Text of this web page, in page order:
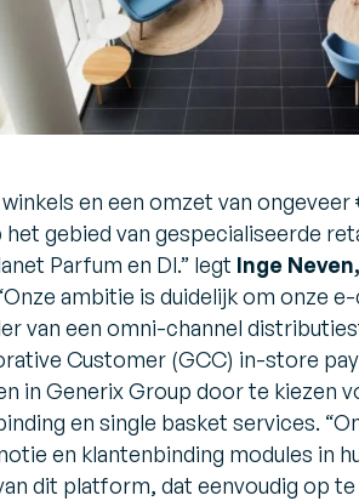
winkels en een omzet van
gebied van gespecialiseerde
Parfum en DI.” legt Inge
Onze ambitie is duidelijk om onze
van een omni-channel
Customer (GCC) in-store
in Generix Group door te kiezen
en single basket services. “
en klantenbinding modules in
dit platform, dat eenvoudig op